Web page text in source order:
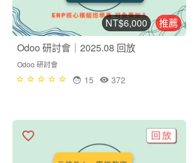
推薦
NT$6,000
Odoo 研討會｜2025.08 回放
Odoo 研討會
372
15